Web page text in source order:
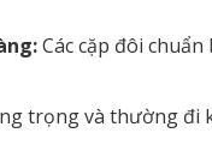
Các cặp đôi
trọng và thường đi